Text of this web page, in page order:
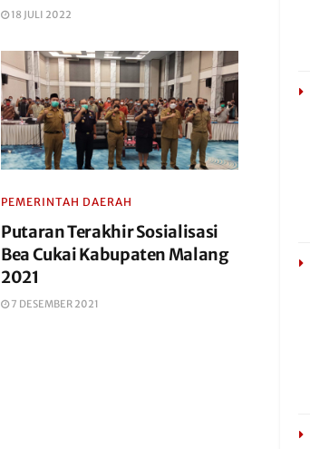
18 JULI 2022
PEMERINTAH DAERAH
Putaran Terakhir Sosialisasi
Bea Cukai Kabupaten Malang
2021
7 DESEMBER 2021